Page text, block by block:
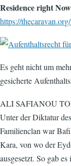
Residence right
https://
Es geht nicht um
gesicherte
ALI SAFIANOU
Unter der Diktatur
Familienclan war
Kara, von wo der
ausgesetzt. So gab